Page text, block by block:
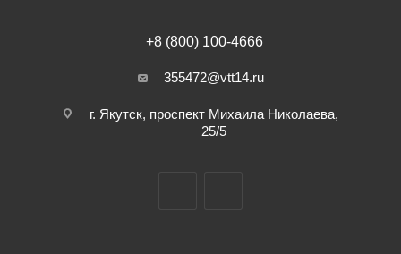
+8 (800) 100-4666
355472@vtt14.ru
г. Якутск, проспект Михаила Николаева,
25/5